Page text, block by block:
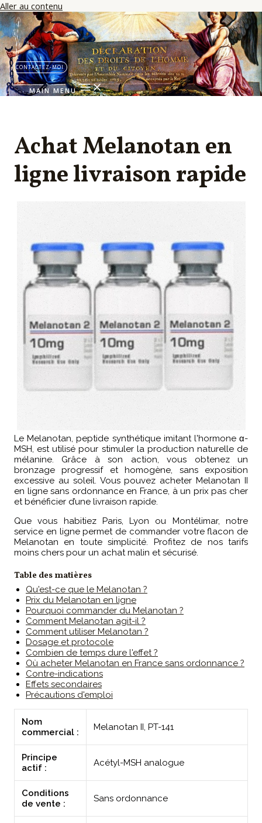
Aller au contenu
CONTACTEZ-MOI
MAIN MENU
Achat Melanotan en
ligne livraison rapide
Le Melanotan, peptide synthétique imitant l'hormone α-
MSH, est utilisé pour stimuler la production naturelle de
mélanine. Grâce à son action, vous obtenez un
bronzage progressif et homogène, sans exposition
excessive au soleil. Vous pouvez acheter Melanotan II
en ligne sans ordonnance en France, à un prix pas cher
et bénéficier d’une livraison rapide.
Que vous habitiez Paris, Lyon ou Montélimar, notre
service en ligne permet de commander votre flacon de
Melanotan en toute simplicité. Profitez de nos tarifs
moins chers pour un achat malin et sécurisé.
Table des matières
Qu'est-ce que le Melanotan ?
Prix du Melanotan en ligne
Pourquoi commander du Melanotan ?
Comment Melanotan agit-il ?
Comment utiliser Melanotan ?
Dosage et protocole
Combien de temps dure l'effet ?
Où acheter Melanotan en France sans ordonnance ?
Contre-indications
Effets secondaires
Précautions d'emploi
Nom
commercial :
Melanotan II, PT-141
Principe
actif :
Acétyl-MSH analogue
Conditions
de vente :
Sans ordonnance